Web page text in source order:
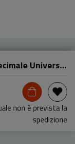
Alle origini della Classificazione Decimale Universale
non è prevista la
spedizione